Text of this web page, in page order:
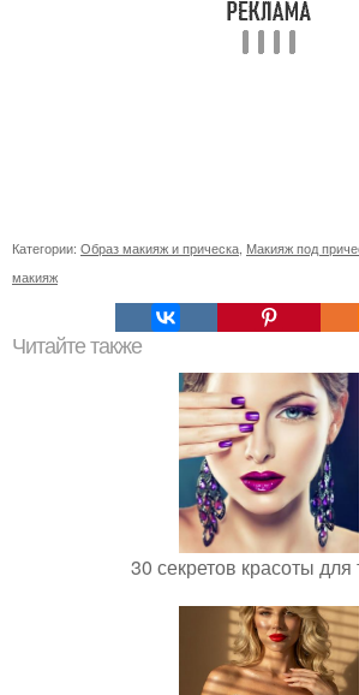
Категории: Образ макияж и прическа Макияж под
макияж
Читайте также
30 секретов красоты для